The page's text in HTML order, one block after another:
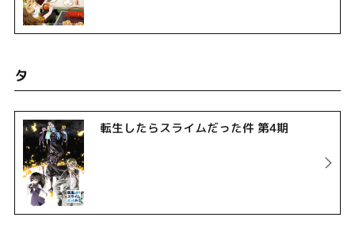
タ
転生したらスライムだった件 第4期